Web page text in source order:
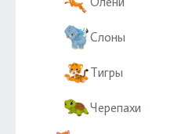
Слоны
Тигры
Черепахи